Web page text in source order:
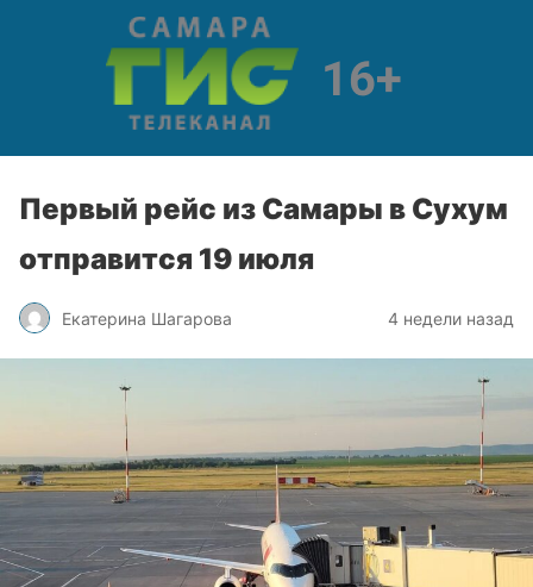
Первый рейс из Самары в Сухум
отправится 19 июля
Екатерина Шагарова 4 недели назад